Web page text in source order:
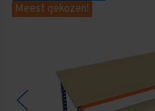
Meest gekozen!